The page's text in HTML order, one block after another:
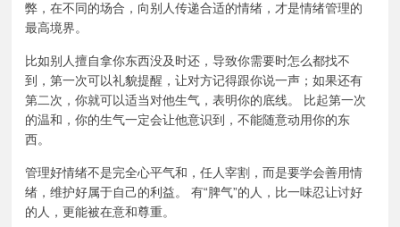
弊，在不同的场合，向别人传递合适的情绪，才是情绪管理的
最高境界。
比如别人擅自拿你东西没及时还，导致你需要时怎么都找不
到，第一次可以礼貌提醒，让对方记得跟你说一声；如果还有
第二次，你就可以适当对他生气，表明你的底线。 比起第一次
的温和，你的生气一定会让他意识到，不能随意动用你的东
西。
管理好情绪不是完全心平气和，任人宰割，而是要学会善用情
绪，维护好属于自己的利益。 有“脾气”的人，比一味忍让讨好
的人，更能被在意和尊重。